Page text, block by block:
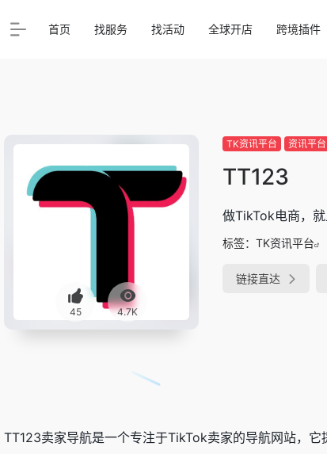
首页 找服务 找活动 全球开店 跨境插件
45 4.7K
TK资讯平台 资讯平台
TT123
做TikTok电商，
标签： TK资讯平台
链接直达
TT123卖家导航是一个专注于TikTok卖家的导航网站，